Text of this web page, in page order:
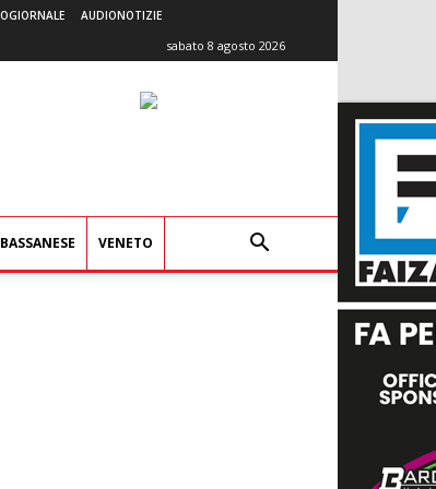
AUDIONOTIZIE
sabato 8 agosto 2026
BASSANESE VENETO